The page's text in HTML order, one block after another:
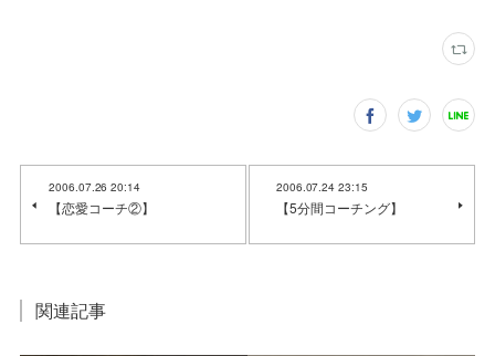
2006.07.26 20:14
【恋愛コーチ②】
2006.07.24 23:15
【5分間コーチング】
関連記事